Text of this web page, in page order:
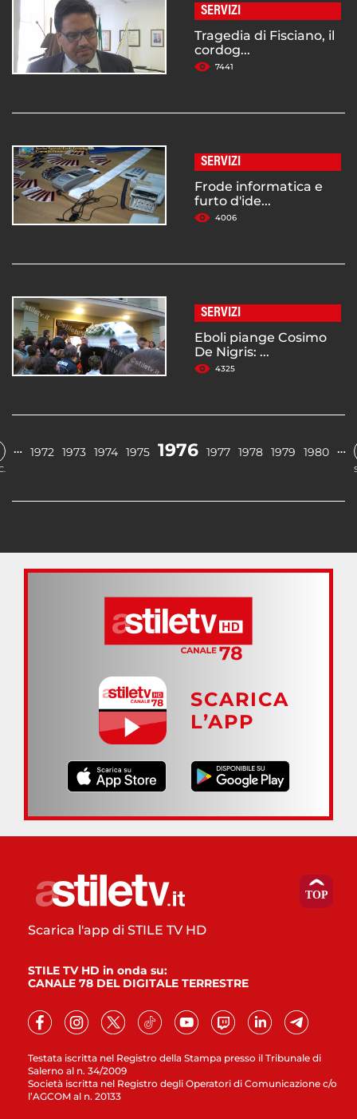
SERVIZI
Tragedia di Fisciano, il
cordog...
7441
SERVIZI
Frode informatica e
furto d'ide...
4006
SERVIZI
Eboli piange Cosimo
De Nigris: ...
4325
… 1972 1973 1974 1975 1976 1977 1978 1979 1980 …
SCARICA
L’APP
Testata iscritta nel Registro della Stampa presso il Tribunale di
Salerno al n. 34/2009
Società iscritta nel Registro degli Operatori di Comunicazione c/o
l’AGCOM al n. 20133
Scarica l'app di STILE TV HD
STILE TV HD in onda su:
CANALE 78 DEL DIGITALE TERRESTRE